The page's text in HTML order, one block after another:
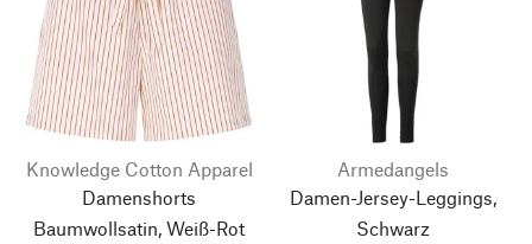
Knowledge Cotton Apparel
Damenshorts
Baumwollsatin, Weiß-Rot
Armedangels
Damen-Jersey-Leggings,
Schwarz